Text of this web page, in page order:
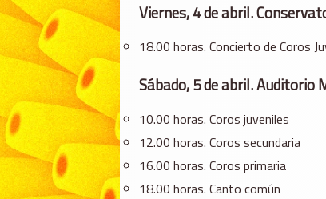
Viernes, 4 de abril.
18.00 horas. Concierto de Coros
Sábado, 5 de abril. Auditorio
10.00 horas. Coros juveniles
12.00 horas. Coros secundaria
16.00 horas. Coros primaria
18.00 horas. Canto común